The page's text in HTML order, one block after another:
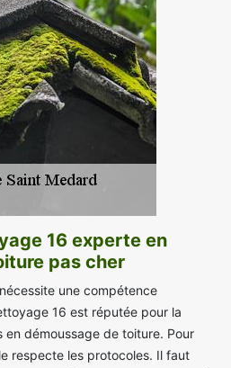
16 experte en
pas cher
une compétence
16 est réputée pour la
démoussage de toiture. Pour
respecte les protocoles. Il faut